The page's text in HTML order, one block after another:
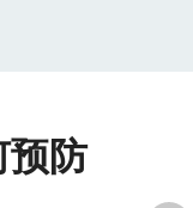
预防